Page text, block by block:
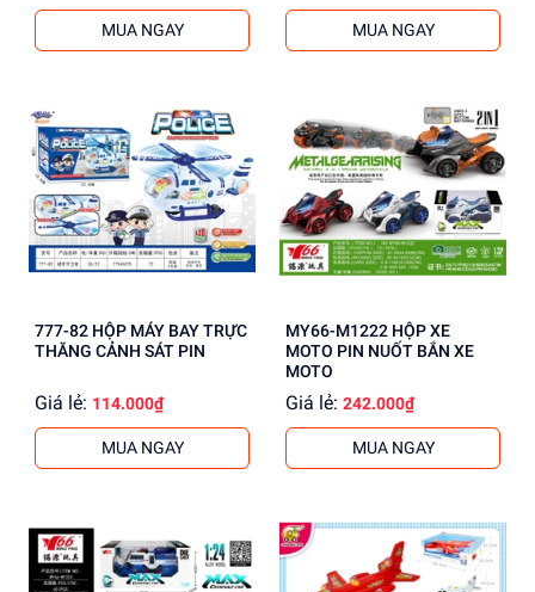
MUA NGAY MUA NGAY
777-82 HỘP MÁY BAY TRỰC
THĂNG CẢNH SÁT PIN
Giá lẻ: 114.000₫
MUA NGAY
MY66-M1222 HỘP XE
MOTO PIN NUỐT BẮN XE
MOTO
Giá lẻ: 242.000₫
MUA NGAY